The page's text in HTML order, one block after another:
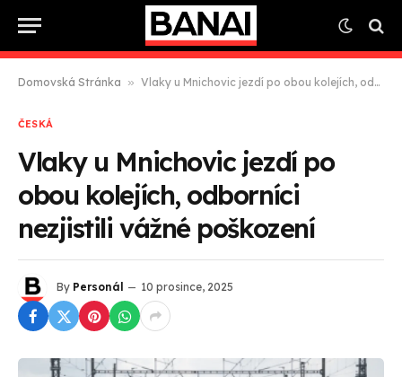
Domovská Stránka » Vlaky u Mnichovic jezdí po obou kolejích, odborníci nezjistili vážné poškození
ČESKÁ
Vlaky u Mnichovic jezdí po
obou kolejích, odborníci
nezjistili vážné poškození
By Personál 10 prosince, 2025